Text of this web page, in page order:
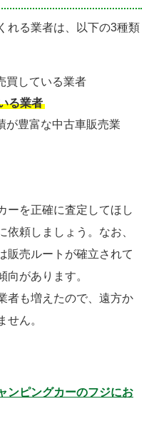
れる業者は、以下の3種類
買している業者
る業者
が豊富な中古車販売業
ーを正確に査定してほし
頼しましょう。なお、
販売ルートが確立されて
向があります。
者も増えたので、遠方か
せん。
ンピングカーのフジにお